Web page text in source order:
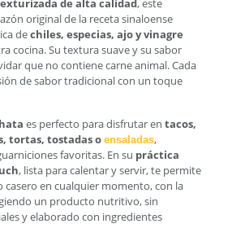
de alta calidad, este
original de la receta sinaloense
dechiles, especias, ajo y vinagre
cocina. Su textura suave y su sabor
que no contiene carne animal. Cada
de sabor tradicional con un toque
es perfecto para disfrutar en tacos,
tortas, tostadas o ensaladas,
favoritas. En su práctica
, lista para calentar y servir, te permite
en cualquier momento, con la
un producto nutritivo, sin
y elaborado con ingredientes